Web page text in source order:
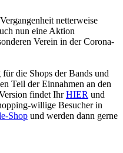
netterweise
nun eine Aktion
Verein in der Corona-
die Shops der Bands und
Teil der Einnahmen an den
findet IhrHIER und
willige Besucher in
Shop und werden dann gerne